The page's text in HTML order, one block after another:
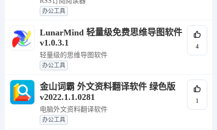
办公工具
LunarMind 轻量级免费思维导图软件
v1.0.3.1
轻量级的思维导图软件
办公工具
4
金山词霸 外文资料翻译软件 绿色版
v2022.1.1.0281
电脑外文资料翻译软件
办公工具
1